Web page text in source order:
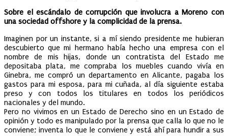
Sobre el escándalo de corrupción que involucra a Moreno con
una sociedad offshore y la complicidad de la prensa.
Imaginen por un instante, si a mí siendo presidente me hubieran
descubierto que mi hermano había hecho una empresa con el
nombre de mis hijas, donde un contratista del Estado me
depositaba plata, me compraba los muebles cuando vivía en
Ginebra, me compró un departamento en Alicante, pagaba los
gastos para mi esposa, para mi cuñada, al día siguiente estaba
preso y con todos los titulares en todos los periódicos
nacionales y del mundo.
Pero no vivimos en un Estado de Derecho sino en un Estado de
opinión y todo es manipulado por la prensa que calla lo que no le
conviene; inventa lo que le conviene y está ahí para hundir a sus